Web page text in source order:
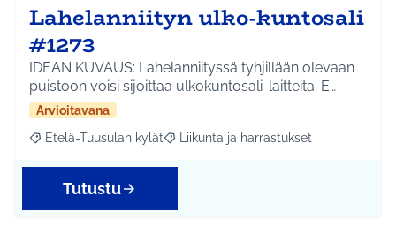
Lahelanniityn ulko-kuntosali
#1273
IDEAN KUVAUS: Lahelanniityssä tyhjillään olevaan
puistoon voisi sijoittaa ulkokuntosali-laitteita. E…
Arvioitavana
Rajaa tulokset aihepiirin mukaan: Etelä-Tuusulan kylät
Etelä-Tuusulan kylät Rajaa tulokset teeman mukaan:
Liikunta ja harrastukset
Tutustu